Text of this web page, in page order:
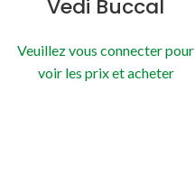
Vedi Buccal
Veuillez vous connecter pour
voir les prix et acheter